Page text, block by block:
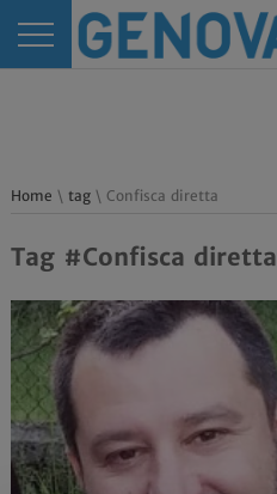
Home \ tag\ Confisca diretta
Tag #Confisca diretta